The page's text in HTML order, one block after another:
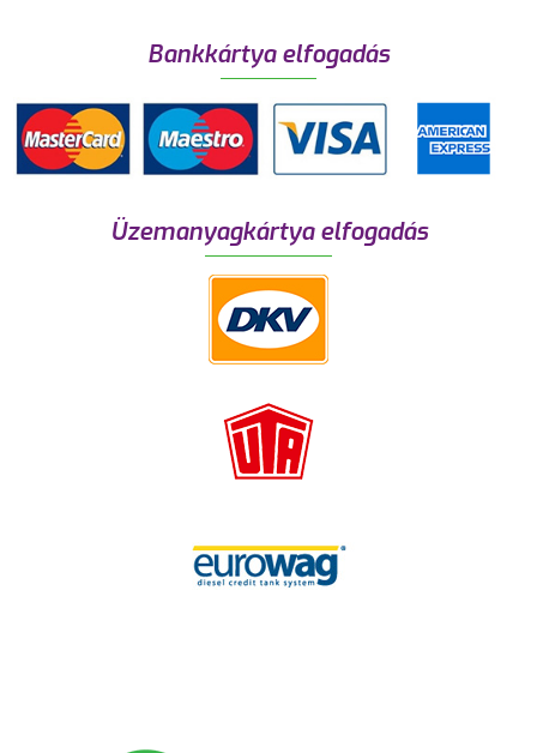
Bankkártya elfogadás
Üzemanyagkártya elfogadás